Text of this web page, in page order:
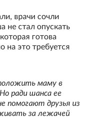
врачи сочли
не стал опускать
готова
на это требуется
маму в
ради шанса ее
помогают друзья из
за лежачей